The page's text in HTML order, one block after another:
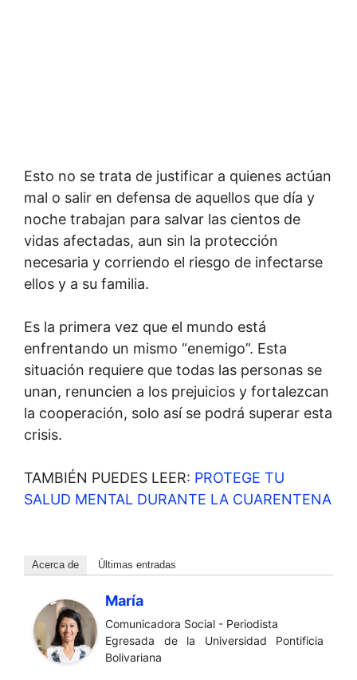
Esto no se trata de justificar a quienes actúan
mal o salir en defensa de aquellos que día y
noche trabajan para salvar las cientos de
vidas afectadas, aun sin la protección
necesaria y corriendo el riesgo de infectarse
ellos y a su familia.
Es la primera vez que el mundo está
enfrentando un mismo “enemigo”. Esta
situación requiere que todas las personas se
unan, renuncien a los prejuicios y fortalezcan
la cooperación, solo así se podrá superar esta
crisis.
TAMBIÉN PUEDES LEER: PROTEGE TU
SALUD MENTAL DURANTE LA CUARENTENA
Acerca de Últimas entradas
María
Comunicadora Social - Periodista
Egresada de la Universidad Pontificia
Bolivariana